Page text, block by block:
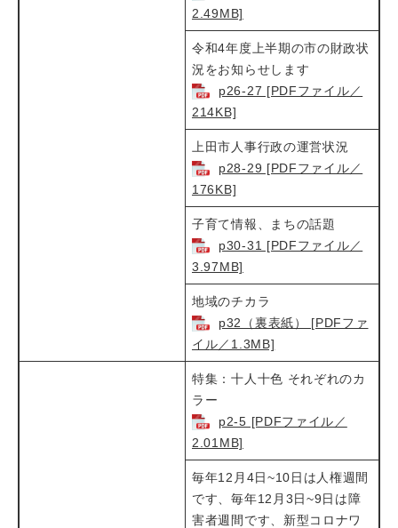
2.49MB]
令和4年度上半期の市の財政状
況をお知らせします​​
p26-27 [PDFファイル／
214KB]
上田市人事行政の運営状況​
p28-29 [PDFファイル／
176KB]
子育て情報、まちの話題
p30-31 [PDFファイル／
3.97MB]
地域のチカラ​
p32（裏表紙） [PDFファ
イル／1.3MB]
特集：十人十色 それぞれのカ
ラー​​
p2-5 [PDFファイル／
2.01MB]
毎年12月4日~10日は人権週間
です、毎年12月3日~9日は障
害者週間です、新型コロナワ